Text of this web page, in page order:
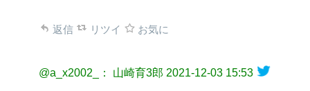
返信 リツイ お気に
@a_x2002_： 山崎育3郎 2021-12-03 15:53